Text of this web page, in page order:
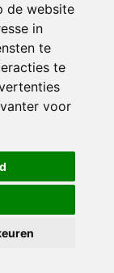
de website
in
te
te
voor
onze-
vrouw-
opvelp
opwijk